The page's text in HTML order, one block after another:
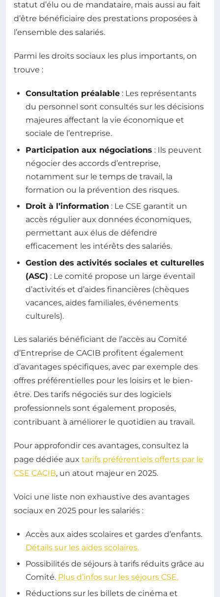
statut d’élu ou de mandataire, mais aussi au fait
d’être bénéficiaire des prestations proposées à
l’ensemble des salariés.
Parmi les droits sociaux les plus importants, on
trouve :
Consultation préalable : Les représentants
du personnel sont consultés sur les décisions
majeures affectant la vie économique et
sociale de l’entreprise.
Participation aux négociations : Ils peuvent
négocier des accords d’entreprise,
notamment sur le temps de travail, la
formation ou la prévention des risques.
Droit à l’information : Le CSE garantit un
accès régulier aux données économiques,
permettant aux élus de défendre
efficacement les intérêts des salariés.
Gestion des activités sociales et culturelles
(ASC) : Le comité propose un large éventail
d’activités et d’aides financières (chèques
vacances, aides familiales, événements
culturels).
Les salariés bénéficiant de l’accès au Comité
d’Entreprise de CACIB profitent également
d’avantages spécifiques, avec par exemple des
offres préférentielles pour les loisirs et le bien-
être. Des tarifs négociés sur des logiciels
professionnels sont également proposés,
contribuant à améliorer le quotidien au travail.
Pour approfondir ces avantages, consultez la
page dédiée aux tarifs préférentiels offerts par le
CSE CACIB, un atout majeur en 2025.
Voici une liste non exhaustive des avantages
sociaux en 2025 pour les salariés :
Accès aux aides scolaires et gardes d’enfants.
Détails sur les aides scolaires.
Possibilités de séjours à tarifs réduits grâce au
Comité. Plus d’infos sur les séjours CSE.
Réductions sur les billets de cinéma et